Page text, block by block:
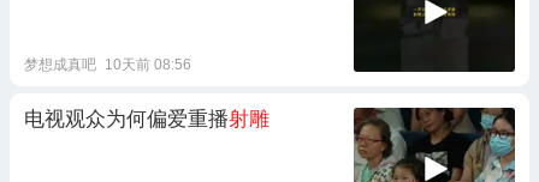
梦想成真吧 10天前 08:56
电视观众为何偏爱重播射雕